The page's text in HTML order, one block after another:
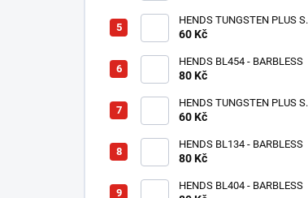
HENDS TUNGSTEN PLUS S
MALOU DRÁŽKOU -
60 Kč
HENDS BL454 - BARBLESS
80 Kč
HENDS TUNGSTEN PLUS S
MALOU DRÁŽKOU - MĚDĚNÝ
60 Kč
HENDS BL134 - BARBLESS
80 Kč
HENDS BL404 - BARBLESS